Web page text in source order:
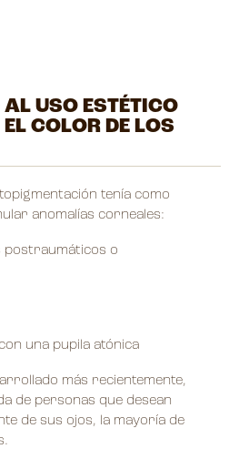
AL USO ESTÉTICO
COLOR DE LOS
tenía como
anomalías corneales:
postraumáticos o
una pupila atónica
más recientemente,
de personas que desean
de sus ojos, la mayoría de